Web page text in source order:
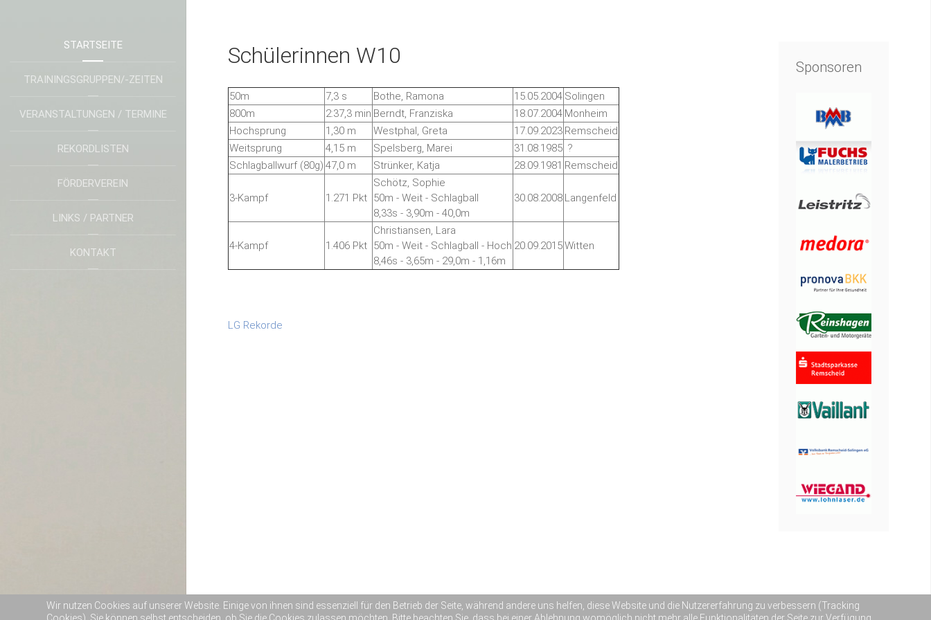
STARTSEITE
TRAININGSGRUPPEN/-ZEITEN
VERANSTALTUNGEN / TERMINE
REKORDLISTEN
FÖRDERVEREIN
LINKS / PARTNER
KONTAKT
Schülerinnen W10
50m 7,3 s Bothe, Ramona 15.05.2004 Solingen
800m
2:37,3 min Berndt, Franziska 18.07.2004 Monheim
Hochsprung
1,30 m Westphal, Greta 17.09.2023 Remscheid
Weitsprung
4,15 m Spelsberg, Marei 31.08.1985 ?
Schlagballwurf (80g) 47,0 m Strünker, Katja 28.09.1981 Remscheid
3-Kampf 1.271 Pkt
Schötz, Sophie
50m - Weit - Schlagball
8,33s - 3,90m - 40,0m
30.08.2008 Langenfeld
4-Kampf 1.406 Pkt
Christiansen, Lara
50m - Weit - Schlagball - Hoch
8,46s - 3,65m - 29,0m - 1,16m
20.09.2015Witten
LG Rekorde
Sponsoren
Wir nutzen Cookies auf unserer Website. Einige von ihnen sind essenziell für den Betrieb der Seite, während andere uns helfen, diese Website und die Nutzererfahrung zu verbessern (Tracking